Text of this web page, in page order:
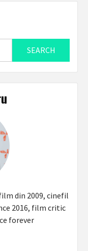
din 2009, cinefil
2016, film critic
forever